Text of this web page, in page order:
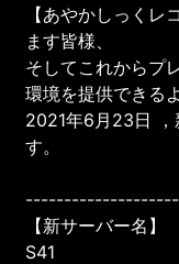
【あやかしっくレ
ます皆様、
そしてこれからプ
環境を提供できる
2021年6月23日 ，
す。
【新サーバー名】
S41